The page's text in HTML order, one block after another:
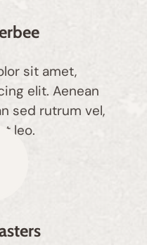
sit amet,
elit. Aenean
sed rutrum vel,
leo.